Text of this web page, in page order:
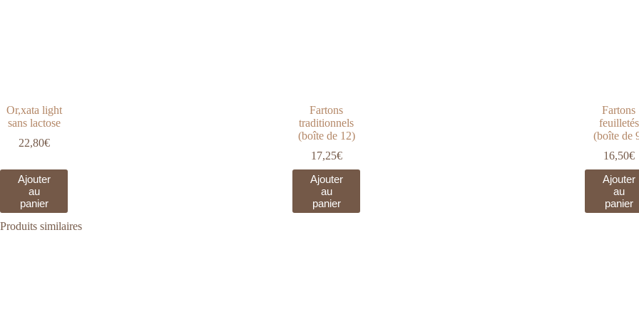
Or,xata light
sans lactose
22,80€
Ajouter
au
panier
Fartons
traditionnels
(boîte de 12)
17,25€
Ajouter
au
panier
Fartons
feuilletés
(boîte de
16,50€
Ajouter
au
panier
Produits similaires